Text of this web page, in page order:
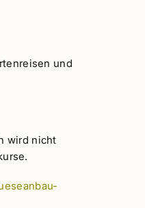
und
wird nicht